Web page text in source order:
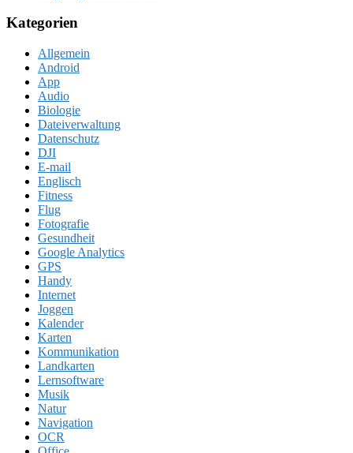
Kategorien
Allgemein
Android
App
Audio
Biologie
Dateiverwaltung
Datenschutz
DJI
E-mail
Englisch
Fitness
Flug
Fotografie
Gesundheit
Google Analytics
GPS
Handy
Internet
Joggen
Kalender
Karten
Kommunikation
Landkarten
Lernsoftware
Musik
Natur
Navigation
OCR